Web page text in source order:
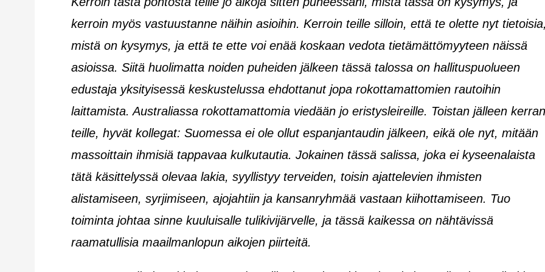
kerroin myös vastuustanne näihin asioihin. Kerroin teille silloin, että te olette nyt
mistä on kysymys, ja että te ette voi enää koskaan vedota tietämättömyyteen näissä
asioissa. Siitä huolimatta noiden puheiden jälkeen tässä talossa on hallituspuolueen
edustaja yksityisessä keskustelussa ehdottanut jopa rokottamattomien rautoihin
laittamista. Australiassa rokottamattomia viedään jo eristysleireille. Toistan jälleen kerran
teille, hyvät kollegat: Suomessa ei ole ollut espanjantaudin jälkeen, eikä ole nyt, mitään
massoittain ihmisiä tappavaa kulkutautia. Jokainen tässä salissa, joka ei kyseenalaista
tätä käsittelyssä olevaa lakia, syyllistyy terveiden, toisin ajattelevien ihmisten
alistamiseen, syrjimiseen, ajojahtiin ja kansanryhmää vastaan kiihottamiseen. Tuo
toiminta johtaa sinne kuuluisalle tulikivijärvelle, ja tässä kaikessa on nähtävissä
raamatullisia maailmanlopun aikojen piirteitä.